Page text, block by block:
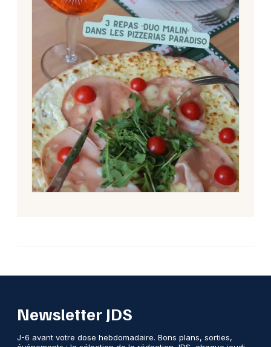
Newsletter JDS
J-6 avant votre dose hebdomadaire. Bons plans, sorties,